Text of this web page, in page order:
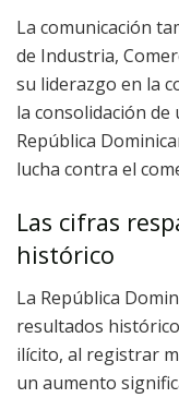
La comunicación
de Industria,
su liderazgo en la
la consolidación de
República
lucha contra el
Las cifras
histórico
La República
resultados
ilícito, al registrar
un aumento